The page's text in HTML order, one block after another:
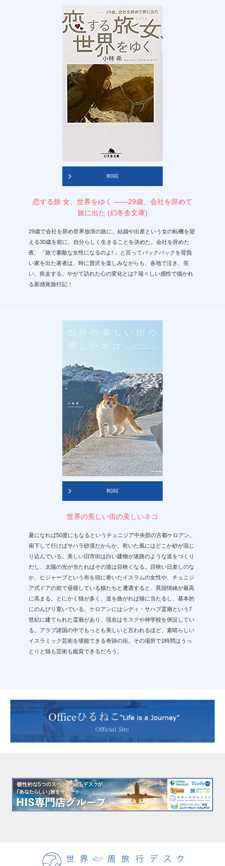
MORE
恋する旅 女、世界をゆく ――29歳、会社を辞めて
旅に出た (幻冬舎文庫)
29歳で会社を辞め世界放浪の旅に。結婚や出産という女の転機を迎
える30歳を前に、自分らしく生きることを決めた。会社を辞めた
夜、「旅で素敵な女性になるのよ! 」と言ってバックパックを背負
い家を出た著者は、時に贅沢を楽しみながらも、各地で泣き、笑
い、疾走する。やがて訪れた心の変化とは? 瑞々しい感性で描かれ
る新感覚旅行記！
MORE
世界の美しい街の美しいネコ
夏になれば50度にもなるというチュニジア中央部の古都ケロアン。
南下して行けばサハラ砂漠だからか、乾いた風にはどこか砂が混じ
り込んでいる。美しい旧市街は白い建物が迷路のような道をつくり
だし、太陽の光が当たればその道は目映くなる。目映い日差しのな
か、ヒジャーブという布を頭に巻いたイスラムの女性や、チュニジ
ア式ドアの前で昼寝している猫たちと遭遇すると、異国情緒が最高
に高まる。とにかく猫が多く、道を曲がれば猫に当たるし、基本的
にのんびり寛いでいる。ケロアンにはシディ・サハブ霊廟という7
世紀に建てられた霊廟があり、現在はモスクや神学校を併設してい
る。アラブ諸国の中でもっとも美しいと言われるほど、素晴らしい
イスラミック芸術を堪能できる奇跡の街。その場所で1時間はうっ
とりと猫も芸術も鑑賞できるだろう。